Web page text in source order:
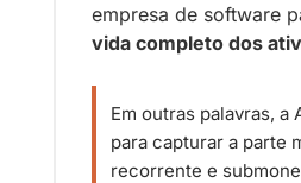
empresa de software
vida completo dos
Em outras palavras, a
para capturar a parte
recorrente e